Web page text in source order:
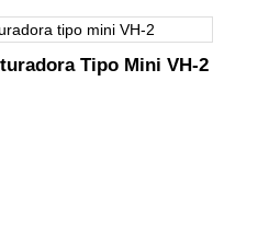
Tipo Mini VH-2